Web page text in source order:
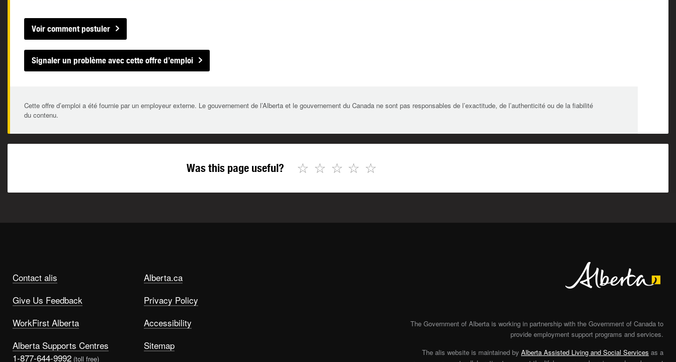
Voir comment postuler
Signaler un problème avec cette offre d’emploi
Cette offre d’emploi a été fournie par un employeur externe. Le gouvernement de l’Alberta et le gouvernement du Canada ne sont pas responsables de l’exactitude, de l’authenticité ou de la fiabilité
du contenu.
Was this page useful? ☆
☆
☆
☆
☆
Contact alis
Give Us Feedback
WorkFirst Alberta
Alberta Supports Centres
1-877-644-9992 (toll free)
Alberta.ca
Privacy Policy
Accessibility
Sitemap
The Government of Alberta is working in partnership with the Government of Canada to
provide employment support programs and services.
The alis website is maintained by Alberta Assisted Living and Social Services as a